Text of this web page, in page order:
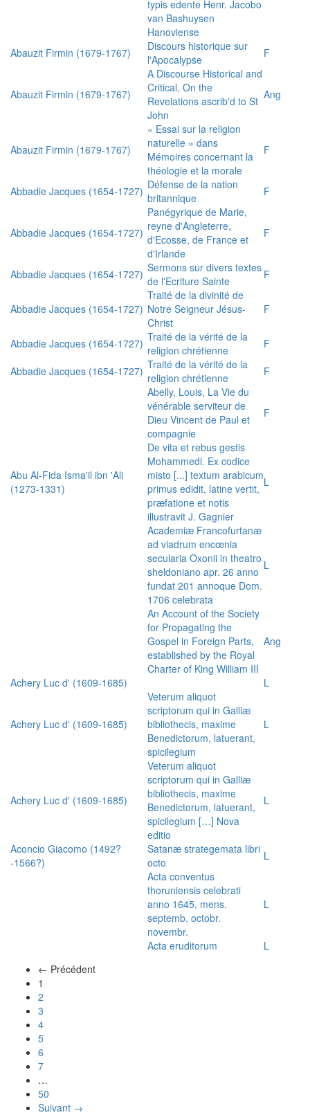
typis edente Henr. Jacobo
van Bashuysen
Hanoviense
Abauzit Firmin (1679-1767)
Discours historique sur
l'Apocalypse
F
Abauzit Firmin (1679-1767)
A Discourse Historical and
Critical, On the
Revelations ascrib'd to St
John
Ang
Abauzit Firmin (1679-1767)
« Essai sur la religion
naturelle » dans
Mémoires concernant la
théologie et la morale
F
Abbadie Jacques (1654-1727) Défense de la nation
britannique
F
Abbadie Jacques (1654-1727)
Panégyrique de Marie,
reyne d'Angleterre,
d'Ecosse, de France et
d'Irlande
F
Abbadie Jacques (1654-1727) Sermons sur divers textes
de l'Ecriture Sainte
F
Abbadie Jacques (1654-1727)
Traité de la divinité de
Notre Seigneur Jésus-
Christ
F
Abbadie Jacques (1654-1727) Traité de la vérité de la
religion chrétienne
F
Abbadie Jacques (1654-1727) Traité de la vérité de la
religion chrétienne
F
Abelly, Louis, La Vie du
vénérable serviteur de
Dieu Vincent de Paul et
compagnie
F
Abu Al-Fida Isma'il ibn 'Ali
(1273-1331)
De vita et rebus gestis
Mohammedi. Ex codice
misto [...] textum arabicum
primus edidit, latine vertit,
præfatione et notis
illustravit J. Gagnier
L
Academiæ Francofurtanæ
ad viadrum encœnia
secularia Oxonii in theatro
sheldoniano apr. 26 anno
fundat 201 annoque Dom.
1706 celebrata
L
An Account of the Society
for Propagating the
Gospel in Foreign Parts,
established by the Royal
Charter of King William III
Ang
Achery Luc d' (1609-1685) L
Achery Luc d' (1609-1685)
Veterum aliquot
scriptorum qui in Galliæ
bibliothecis, maxime
Benedictorum, latuerant,
spicilegium
L
Achery Luc d' (1609-1685)
Veterum aliquot
scriptorum qui in Galliæ
bibliothecis, maxime
Benedictorum, latuerant,
spicilegium […] Nova
editio
L
Aconcio Giacomo (1492?
-1566?)
Satanæ strategemata libri
octo
L
Acta conventus
thoruniensis celebrati
anno 1645, mens.
septemb. octobr.
novembr.
L
Acta eruditorum
L
← Précédent
1
2
3
4
5
6
7
…
50
Suivant →